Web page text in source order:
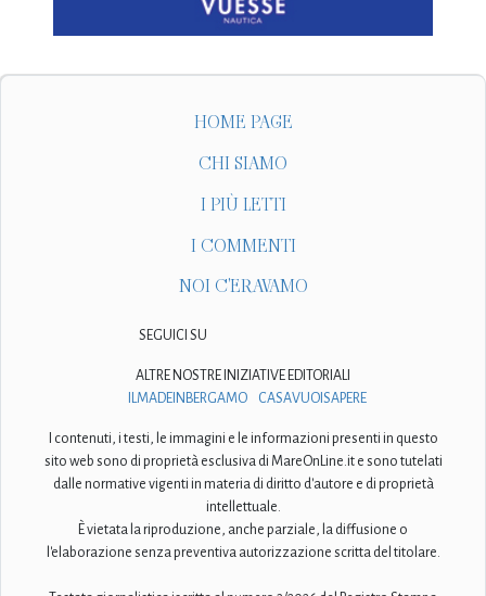
HOME PAGE
CHI SIAMO
I PIÙ LETTI
I COMMENTI
NOI C'ERAVAMO
SEGUICI SU
ALTRE NOSTRE INIZIATIVE EDITORIALI
ILMADEINBERGAMO
CASAVUOISAPERE
I contenuti, i testi, le immagini e le informazioni presenti in questo
sito web sono di proprietà esclusiva di MareOnLine.it e sono tutelati
dalle normative vigenti in materia di diritto d'autore e di proprietà
intellettuale.
È vietata la riproduzione, anche parziale, la diffusione o
l'elaborazione senza preventiva autorizzazione scritta del titolare.